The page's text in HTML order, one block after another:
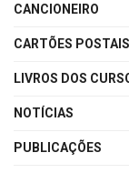
CANCIONEIRO
CARTÕES POSTAIS
LIVROS DOS
NOTÍCIAS
PUBLICAÇÕES